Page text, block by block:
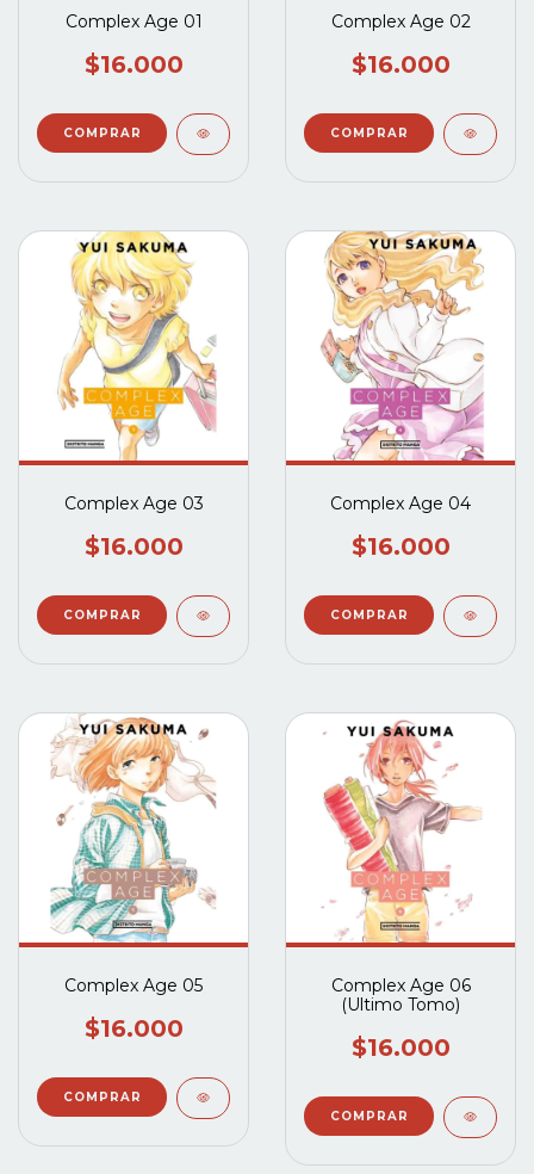
Complex Age 01
$16.000
Complex Age 02
$16.000
Complex Age 03
$16.000
Complex Age 04
$16.000
Complex Age 05
$16.000
Complex Age 06
(Ultimo Tomo)
$16.000